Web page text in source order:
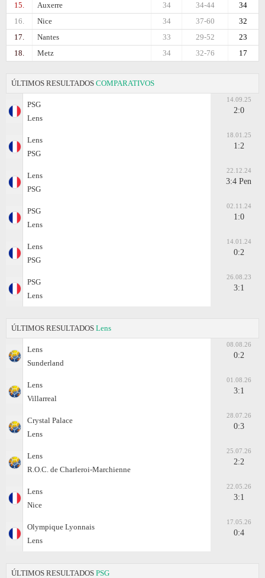
15. Auxerre 34
34-44
34
16.
Nice 32
37-60
34
17.
Nantes 23
29-52
33
18.
Metz 17
32-76
34
ÚLTIMOS RESULTADOS COMPARATIVOS
PSG
Lens
14.09.25
2:0
Lens
PSG
18.01.25
1:2
Lens
PSG
22.12.24
3:4 Pen
PSG
Lens
02.11.24
1:0
Lens
PSG
14.01.24
0:2
PSG
Lens
26.08.23
3:1
ÚLTIMOS RESULTADOS Lens
Lens
Sunderland
08.08.26
0:2
Lens
Villarreal
01.08.26
3:1
Crystal Palace
Lens
28.07.26
0:3
Lens
R.O.C. de Charleroi-Marchienne
25.07.26
2:2
Lens
Nice
22.05.26
3:1
Olympique Lyonnais
Lens
17.05.26
0:4
ÚLTIMOS RESULTADOS PSG